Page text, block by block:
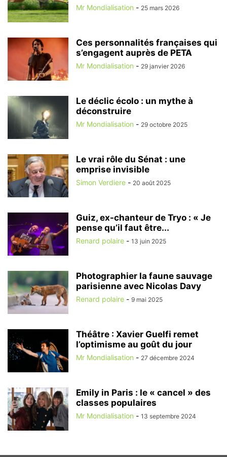
Mr Mondialisation - 25 mars 2026
Ces personnalités françaises qui
s’engagent auprès de PETA
Mr Mondialisation - 29 janvier 2026
Le déclic écolo : un mythe à
déconstruire
Mr Mondialisation - 29 octobre 2025
Le vrai rôle du Sénat : une
emprise invisible
Simon Verdiere - 20 août 2025
Guiz, ex-chanteur de Tryo : « Je
pense qu’il faut être...
Renard polaire - 13 juin 2025
Photographier la faune sauvage
parisienne avec Nicolas Davy
Renard polaire - 9 mai 2025
Théâtre : Xavier Guelfi remet
l’optimisme au goût du jour
Mr Mondialisation - 27 décembre 2024
Emily in Paris : le « cancel » des
classes populaires
Mr Mondialisation - 13 septembre 2024